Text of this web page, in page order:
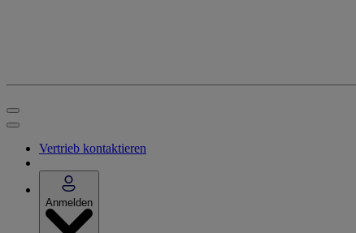
Vertrieb kontaktieren
Anmelden